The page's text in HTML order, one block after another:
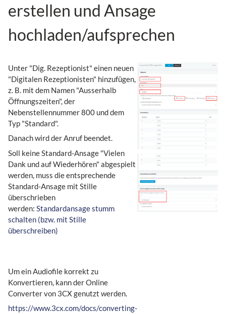
erstellen und Ansage
hochladen/aufsprechen
Unter "Dig. Rezeptionist" einen neuen
"Digitalen Rezeptionisten" hinzufügen,
z. B. mit dem Namen "Ausserhalb
Öffnungszeiten", der
Nebenstellennummer 800 und dem
Typ "Standard".
Danach wird der Anruf beendet.
Soll keine Standard-Ansage "Vielen
Dank und auf Wiederhören" abgespielt
werden, muss die entsprechende
Standard-Ansage mit Stille
überschrieben
werden: Standardansage stumm
schalten (bzw. mit Stille
überschreiben)
Um ein Audiofile korrekt zu
Konvertieren, kann der Online
Converter von 3CX genutzt werden.
https://www.3cx.com/docs/converting-